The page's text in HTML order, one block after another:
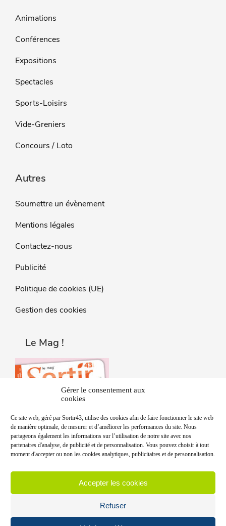
Gérer le consentement aux
cookies
Ce site web, géré par Sortir43, utilise des cookies afin de faire fonctionner le site web
de manière optimale, de mesurer et d’améliorer les performances du site. Nous
partageons également les informations sur l’utilisation de notre site avec nos
partenaires d'analyse, de publicité et de personnalisation. Vous pouvez choisir à tout
moment d'accepter ou non les cookies analytiques, publicitaires et de personnalisation.
Accepter les cookies
Refuser
Animations
Conférences
Expositions
Spectacles
Sports-Loisirs
Vide-Greniers
Concours / Loto
Autres
Soumettre un évènement
Mentions légales
Contactez-nous
Publicité
Politique de cookies (UE)
Gestion des cookies
Le Mag !